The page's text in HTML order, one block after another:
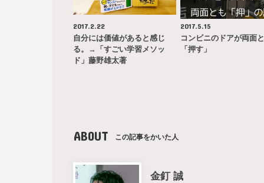
2017.2.22
自分には価値があると感じ
る。→「すごい学習メソッ
ド」藤野雄太著
2017.5.15
コンビニのドアが両面
「押す」
ABOUT この記事をかいた人
金釘 誠